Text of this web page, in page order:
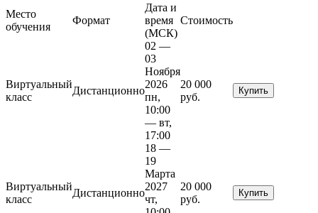
Место
обучения
Формат
Дата и
время
(МСК)
Стоимость
Виртуальный
класс
Дистанционно
02 —
03
Ноября
2026
пн,
10:00
— вт,
17:00
20 000
руб.
Купить
Виртуальный
класс
Дистанционно
18 —
19
Марта
2027
чт,
20 000
руб.
Купить